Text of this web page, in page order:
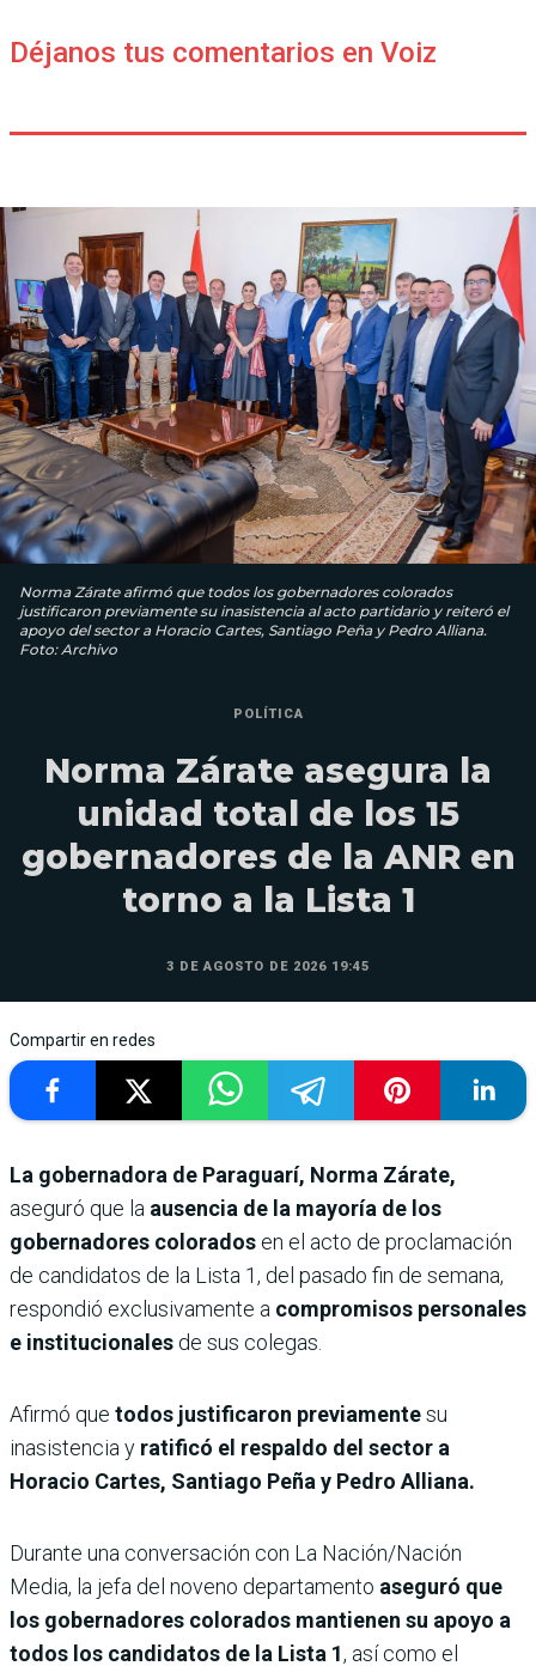
Déjanos tus comentarios en Voiz
Norma Zárate afirmó que todos los gobernadores colorados
justificaron previamente su inasistencia al acto partidario y reiteró el
apoyo del sector a Horacio Cartes, Santiago Peña y Pedro Alliana.
Foto: Archivo
POLÍTICA
Norma Zárate asegura la
unidad total de los 15
gobernadores de la ANR en
torno a la Lista 1
3 DE AGOSTO DE 2026 19:45
Compartir en redes
La gobernadora de Paraguarí, Norma Zárate,
aseguró que la ausencia de la mayoría de los
gobernadores colorados en el acto de proclamación
de candidatos de la Lista 1, del pasado fin de semana,
respondió exclusivamente a compromisos personales
e institucionales de sus colegas.
Afirmó que todos justificaron previamentesu
inasistencia y ratificó el respaldo del sector a
Horacio Cartes, Santiago Peña y Pedro Alliana.
Durante una conversación con La Nación/Nación
Media, la jefa del noveno departamento aseguró que
los gobernadores colorados mantienen su apoyo a
todos los candidatos de la Lista 1, así como el